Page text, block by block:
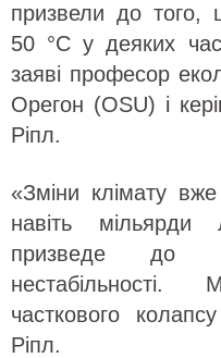
призвели до того,
50 °C у деяких
заяві професор
Орегон (OSU) і
Ріпл.
«Зміни клімату
навіть
призведе до
часткового
Ріпл.